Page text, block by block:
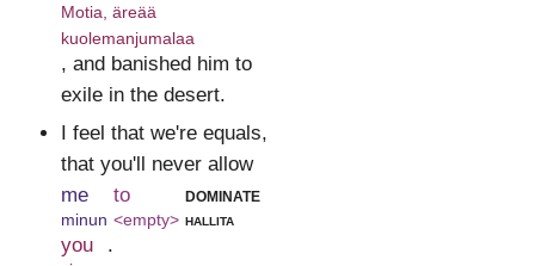
Motia, äreää
kuolemanjumalaa
, and banished him to
exile in the desert.
I feel that we're equals,
that you'll never allow
me
minun
to
<empty>
dominate
hallita
you .